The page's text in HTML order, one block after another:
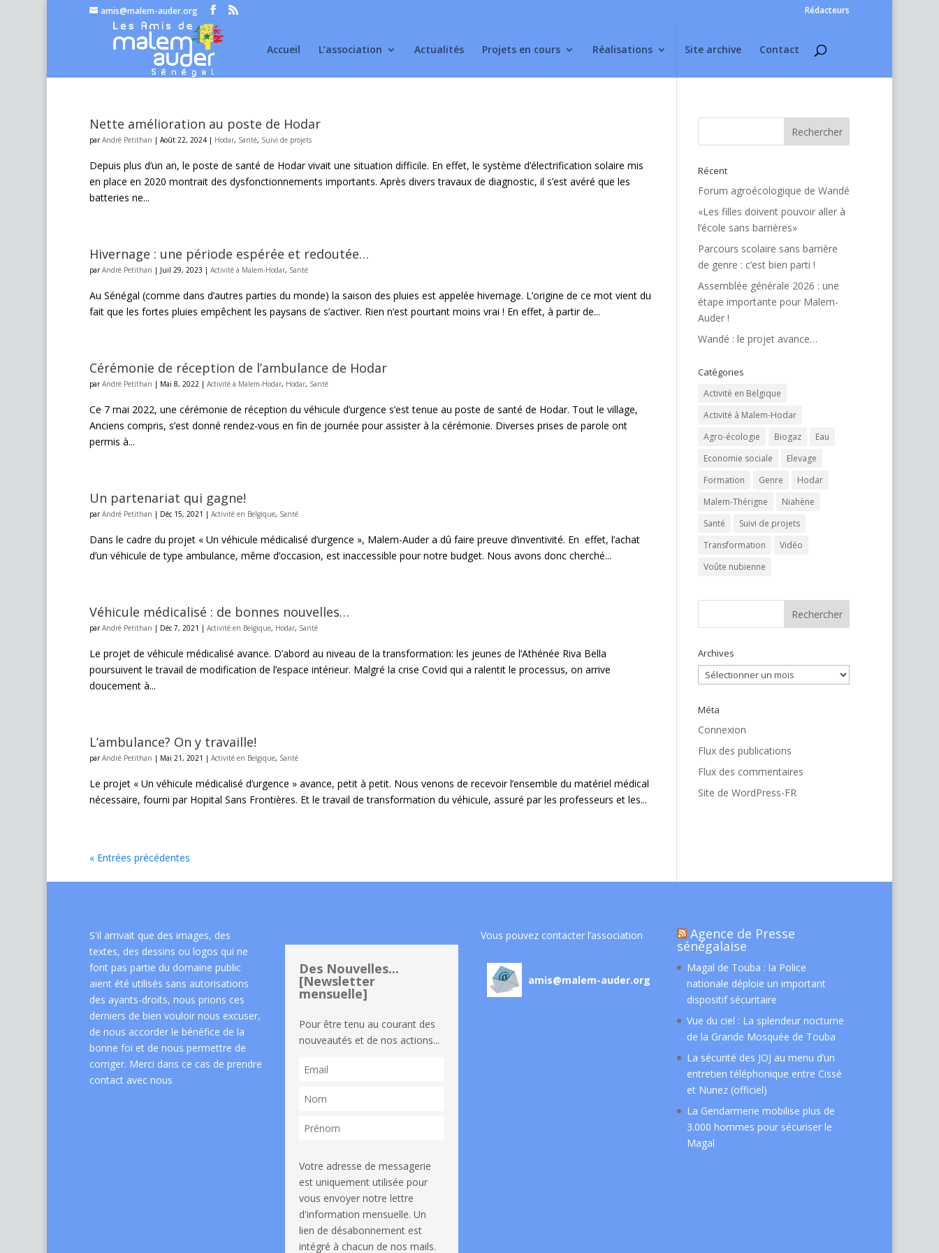
amis@malem-auder.org Rédacteurs
Accueil L’association Actualités Projets en cours Réalisations Site archive Contact
Nette amélioration au poste de Hodar
parAndré Petithan | Août 22, 2024| Hodar, Santé, Suivi de projets
Depuis plus d’un an, le poste de santé de Hodar vivait une situation difficile. En effet, le système d’électrification solaire mis
en place en 2020 montrait des dysfonctionnements importants. Après divers travaux de diagnostic, il s’est avéré que les
batteries ne...
Hivernage : une période espérée et redoutée…
parAndré Petithan | Juil 29, 2023 | Activité à Malem-Hodar, Santé
Au Sénégal (comme dans d’autres parties du monde) la saison des pluies est appelée hivernage. L’origine de ce mot vient du
fait que les fortes pluies empêchent les paysans de s’activer. Rien n’est pourtant moins vrai ! En effet, à partir de...
Cérémonie de réception de l’ambulance de Hodar
parAndré Petithan | Mai 8, 2022| Activité à Malem-Hodar, Hodar, Santé
Ce 7 mai 2022, une cérémonie de réception du véhicule d’urgence s’est tenue au poste de santé de Hodar. Tout le village,
Anciens compris, s’est donné rendez-vous en fin de journée pour assister à la cérémonie. Diverses prises de parole ont
permis à...
Un partenariat qui gagne!
parAndré Petithan | Déc 15, 2021 | Activité en Belgique, Santé
Dans le cadre du projet « Un véhicule médicalisé d’urgence », Malem-Auder a dû faire preuve d’inventivité. En effet, l’achat
d’un véhicule de type ambulance, même d’occasion, est inaccessible pour notre budget. Nous avons donc cherché...
Véhicule médicalisé : de bonnes nouvelles…
parAndré Petithan | Déc 7, 2021 | Activité en Belgique, Hodar, Santé
Le projet de véhicule médicalisé avance. D’abord au niveau de la transformation: les jeunes de l’Athénée Riva Bella
poursuivent le travail de modification de l’espace intérieur. Malgré la crise Covid qui a ralentit le processus, on arrive
doucement à...
L’ambulance? On y travaille!
parAndré Petithan | Mai 21, 2021 | Activité en Belgique, Santé
Le projet « Un véhicule médicalisé d’urgence » avance, petit à petit. Nous venons de recevoir l’ensemble du matériel médical
nécessaire, fourni par Hopital Sans Frontières. Et le travail de transformation du véhicule, assuré par les professeurs et les...
« Entrées précédentes
Récent
Forum agroécologique de Wandé
«Les filles doivent pouvoir aller à
l’école sans barrières»
Parcours scolaire sans barrière
de genre : c’est bien parti !
Assemblée générale 2026 : une
étape importante pour Malem-
Auder !
Wandé : le projet avance…
Catégories
Activité en Belgique
Activité à Malem-Hodar
Agro-écologie
Biogaz
Eau
Economie sociale
Elevage
Formation
Genre
Hodar
Malem-Thérigne
Niahène
Santé
Suivi de projets
Transformation
Vidéo
Voûte nubienne
Archives
Archives
Méta
Connexion
Flux des publications
Flux des commentaires
Site de WordPress-FR
S'il arrivait que des images, des
textes, des dessins ou logos qui ne
font pas partie du domaine public
aient été utilisés sans autorisations
des ayants-droits, nous prions ces
derniers de bien vouloir nous excuser,
de nous accorder le bénéfice de la
bonne foi et de nous permettre de
corriger. Merci dans ce cas de prendre
contact avec nous
Des Nouvelles...
[Newsletter
mensuelle]
Pour être tenu au courant des
nouveautés et de nos actions...
Votre adresse de messagerie
est uniquement utilisée pour
vous envoyer notre lettre
d'information mensuelle. Un
lien de désabonnement est
intégré à chacun de nos mails.
Vous pouvez contacter l’association
amis@malem-auder.org
Agence de Presse
sénégalaise
Magal de Touba : la Police
nationale déploie un important
dispositif sécuritaire
Vue du ciel : La splendeur nocturne
de la Grande Mosquée de Touba
La sécurité des JOJ au menu d’un
entretien téléphonique entre Cissé
et Nunez (officiel)
La Gendarmerie mobilise plus de
3.000 hommes pour sécuriser le
Magal